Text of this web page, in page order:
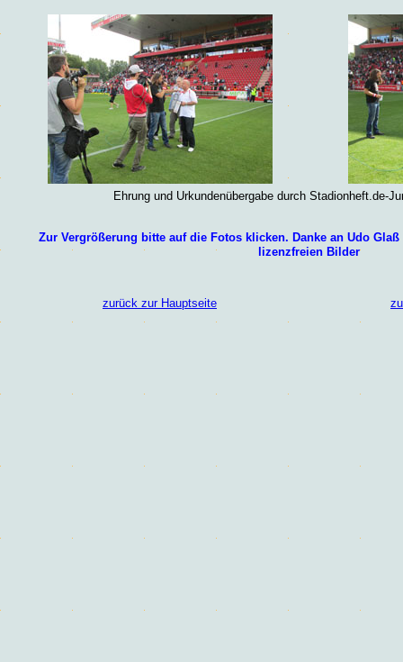
Ehrung und Urkundenübergabe durch Stadionheft.de-
Zur Vergrößerung bitte auf die Fotos klicken. Danke an Udo Glaß
lizenzfreien Bilder
zurück zur Hauptseite